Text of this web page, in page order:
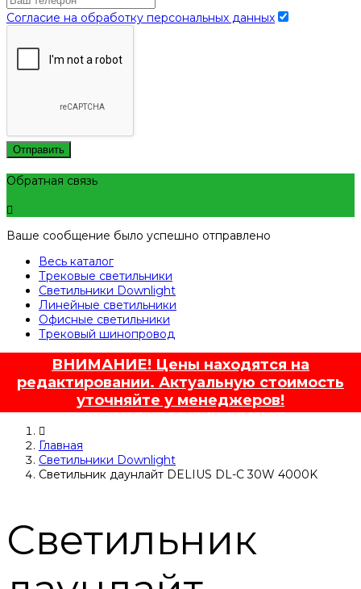
Согласие на обработку персональных данных
Отправить
Обратная связь
Ваше сообщение было успешно отправлено
Весь каталог
Трековые светильники
Светильники Downlight
Линейные светильники
Офисные светильники
Трековый шинопровод
ВНИМАНИЕ! Цены находятся на
редактировании. Актуальную стоимость
уточняйте у менеджеров!
Главная
Светильники Downlight
Светильник даунлайт DELIUS DL-C 30W 4000K
Светильник